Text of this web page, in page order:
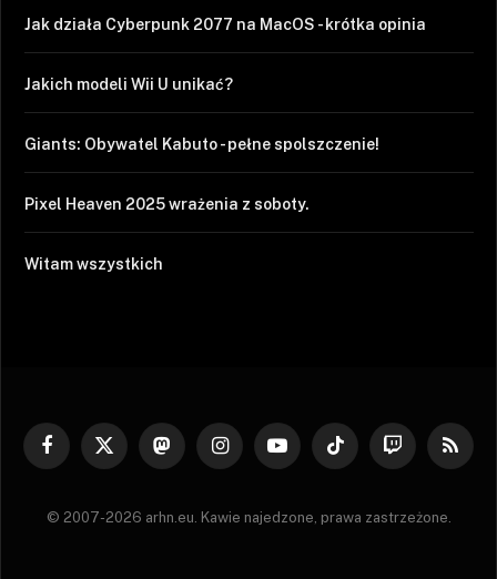
Jak działa Cyberpunk 2077 na MacOS - krótka opinia
Jakich modeli Wii U unikać?
Giants: Obywatel Kabuto - pełne spolszczenie!
Pixel Heaven 2025 wrażenia z soboty.
Witam wszystkich
Facebook
X
MastodonInstagramYouTubeTikTok Twitch RSS
© 2007-2026 arhn.eu. Kawie najedzone, prawa zastrzeżone.